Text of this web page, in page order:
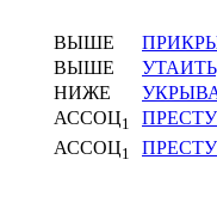
ВЫШЕ
ВЫШЕ
НИЖЕ
АССОЦ1
АССОЦ1